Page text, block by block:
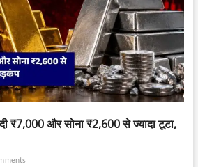
₹7,000 और सोना ₹2,600 से ज्यादा टूटा,